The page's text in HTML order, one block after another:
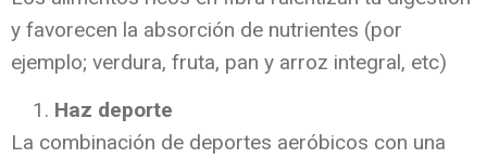
y favorecen la absorción de nutrientes (por
ejemplo; verdura, fruta, pan y arroz integral, etc)
Haz deporte
La combinación de deportes aeróbicos con una